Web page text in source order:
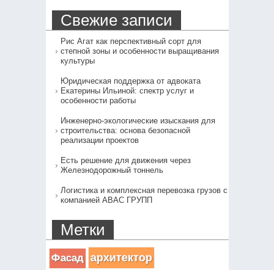
Свежие записи
Рис Агат как перспективный сорт для
степной зоны и особенности выращивания
культуры
Юридическая поддержка от адвоката
Екатерины Ильиной: спектр услуг и
особенности работы
Инженерно-экологические изыскания для
строительства: основа безопасной
реализации проектов
Есть решение для движения через
Железнодорожный тоннель
Логистика и комплексная перевозка грузов с
компанией АВАС ГРУПП
Метки
Фасад архитектор